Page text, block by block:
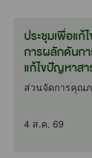
ประชุมเพื่อแ
การผลักดันก
แก้ไขปัญหาส
ส่วนจัดการคุณ
4 ส.ค. 69